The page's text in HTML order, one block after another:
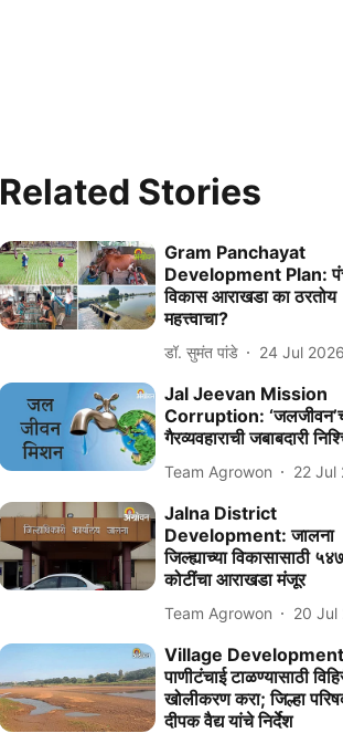
Related Stories
Gram Panchayat
Development Plan:
विकास आराखडा का ठरतोय
महत्त्वाचा?
डॉ. सुमंत पांडे 24 Jul 2026
Jal Jeevan Mission
Corruption:
गैरव्यवहाराची जबाबदारी
Team Agrowon 22 Jul
Jalna District
Development: जालना
जिल्ह्याच्या विकासासाठी
कोटींचा आराखडा मंजूर
Team Agrowon 20 Jul
Village
पाणीटंचाई टाळण्यासाठी
खोलीकरण करा; जिल्हा
दीपक वैद्य यांचे निर्देश